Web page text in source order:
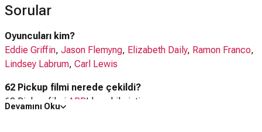
Sorular
Oyuncuları kim?
Eddie Griffin, Jason Flemyng, Elizabeth Daily, Ramon Franco,
Lindsey Labrum, Carl Lewis
62 Pickup filmi nerede çekildi?
62 Pickup filmi ABD'da çekilmiştir.
Devamını Oku